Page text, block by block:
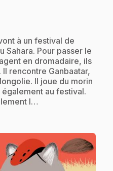
à un festival de
Sahara. Pour passer le
en dromadaire, ils
rencontre Ganbaatar,
Il joue du morin
également au festival.
l…